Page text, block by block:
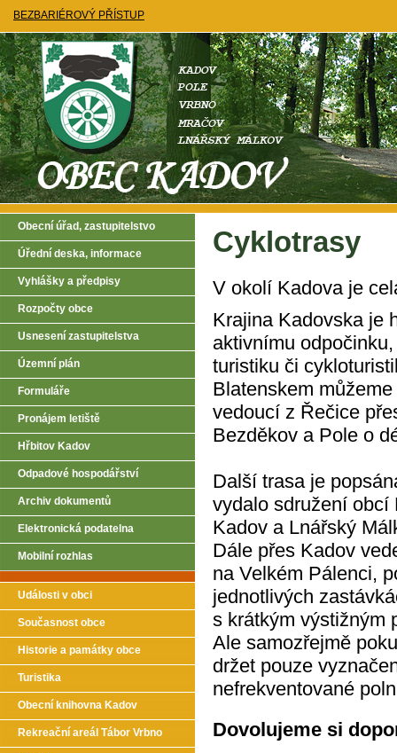
BEZBARIÉROVÝ PŘÍSTUP
Cyklotrasy
V okolí Kadova je
Krajina Kadovska je
aktivnímu
turistiku či
Blatenskem
vedoucí z Řečice
Bezděkov a Pole o
Další trasa je
vydalo sdružení obcí
Kadov a Lnářský
Dále přes Kadov
na Velkém Pálenci,
jednotlivých
s krátkým výstižným
Ale samozřejmě
držet pouze
nefrekventované
Dovolujeme si
Obecní úřad, zastupitelstvo
Úřední deska, informace
Vyhlášky a předpisy
Rozpočty obce
Usnesení zastupitelstva
Územní plán
Formuláře
Pronájem letiště
Hřbitov Kadov
Odpadové hospodářství
Archiv dokumentů
Elektronická podatelna
Mobilní rozhlas
Události v obci
Současnost obce
Historie a památky obce
Turistika
Obecní knihovna Kadov
Rekreační areál Tábor Vrbno